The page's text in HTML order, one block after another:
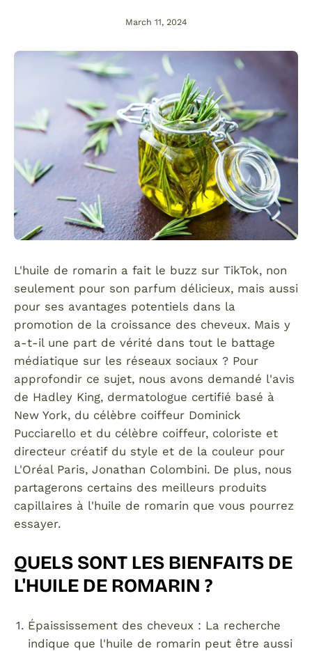
March 11, 2024
L'huile de romarin a fait le buzz sur TikTok, non
seulement pour son parfum délicieux, mais aussi
pour ses avantages potentiels dans la
promotion de la croissance des cheveux. Mais y
a-t-il une part de vérité dans tout le battage
médiatique sur les réseaux sociaux ? Pour
approfondir ce sujet, nous avons demandé l'avis
de Hadley King, dermatologue certifié basé à
New York, du célèbre coiffeur Dominick
Pucciarello et du célèbre coiffeur, coloriste et
directeur créatif du style et de la couleur pour
L'Oréal Paris, Jonathan Colombini. De plus, nous
partagerons certains des meilleurs produits
capillaires à l'huile de romarin que vous pourrez
essayer.
QUELS SONT LES BIENFAITS DE
L'HUILE DE ROMARIN ?
Épaississement des cheveux : La recherche
indique que l'huile de romarin peut être aussi